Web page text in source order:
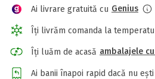
Ai livrare gratuită cu Genius
Îți livrăm comanda la
Îți luăm de acasă ambalajele
Ai banii înapoi rapid dacă nu